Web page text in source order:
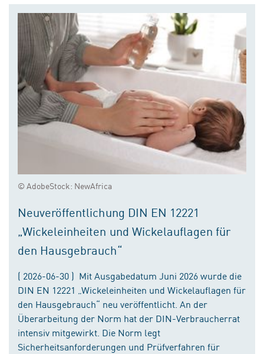
© AdobeStock: NewAfrica
Neuveröffentlichung DIN EN 12221
„Wickeleinheiten und Wickelauflagen für
den Hausgebrauch“
( 2026-06-30 ) Mit Ausgabedatum Juni 2026 wurde die
DIN EN 12221 „Wickeleinheiten und Wickelauflagen für
den Hausgebrauch“ neu veröffentlicht. An der
Überarbeitung der Norm hat der DIN-Verbraucherrat
intensiv mitgewirkt. Die Norm legt
Sicherheitsanforderungen und Prüfverfahren für